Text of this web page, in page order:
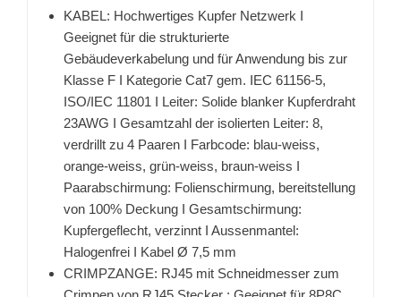
KABEL: Hochwertiges Kupfer Netzwerk I
Geeignet für die strukturierte
Gebäudeverkabelung und für Anwendung bis zur
Klasse F I Kategorie Cat7 gem. IEC 61156-5,
ISO/IEC 11801 I Leiter: Solide blanker Kupferdraht
23AWG I Gesamtzahl der isolierten Leiter: 8,
verdrillt zu 4 Paaren I Farbcode: blau-weiss,
orange-weiss, grün-weiss, braun-weiss I
Paarabschirmung: Folienschirmung, bereitstellung
von 100% Deckung I Gesamtschirmung:
Kupfergeflecht, verzinnt I Aussenmantel:
Halogenfrei I Kabel Ø 7,5 mm
CRIMPZANGE: RJ45 mit Schneidmesser zum